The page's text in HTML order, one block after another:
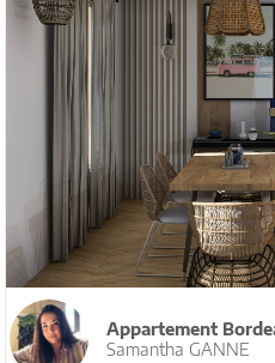
Appartement
Samantha GANNE